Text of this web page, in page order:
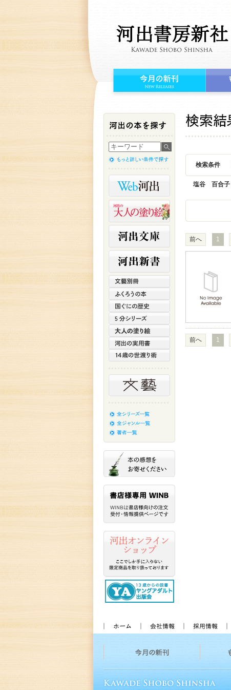
検索条件
塩谷 百合子
前へ 1
前へ 1